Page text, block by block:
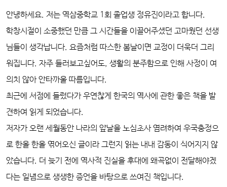
안녕하세요. 저는 역삼중학교 1회 졸업생 정유진이라고 합니다.
학창시절이 소중했던 만큼 그 시간들을 이끌어주셨던 고마웠던 선생
님들이 생각납니다. 요즘처럼 따스한 봄날이면 교정이 더욱더 그리
워집니다. 자주 들러보고싶어도, 생활의 분주함으로 인해 사정이 여
의치 않아 안타까울 따름입니다.
최근에 서점에 들렀다가 우연찮게 한국의 역사에 관한 좋은 책을 발
견하여 읽게 되었습니다.
저자가 오랜 세월동안 나라의 앞날을 노심초사 염려하여 우국충정으
로 한올 한올 엮어오신 글이라 그런지 읽는 내내 감동이 식어지지 않
았습니다. 더 늦기 전에 역사적 진실을 후대에 왜곡없이 전달해야겠
다는 일념으로 생생한 증언을 바탕으로 쓰여진 책입니다.